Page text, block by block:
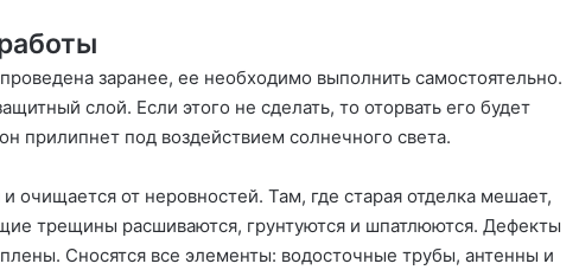
заранее, ее необходимо выполнить самостоятельно.
слой. Если этого не сделать, то оторвать его будет
прилипнет под воздействием солнечного света.
очищается от неровностей. Там, где старая отделка мешает,
трещины расшиваются, грунтуются и шпатлюются. Дефекты
Сносятся все элементы: водосточные трубы, антенны и